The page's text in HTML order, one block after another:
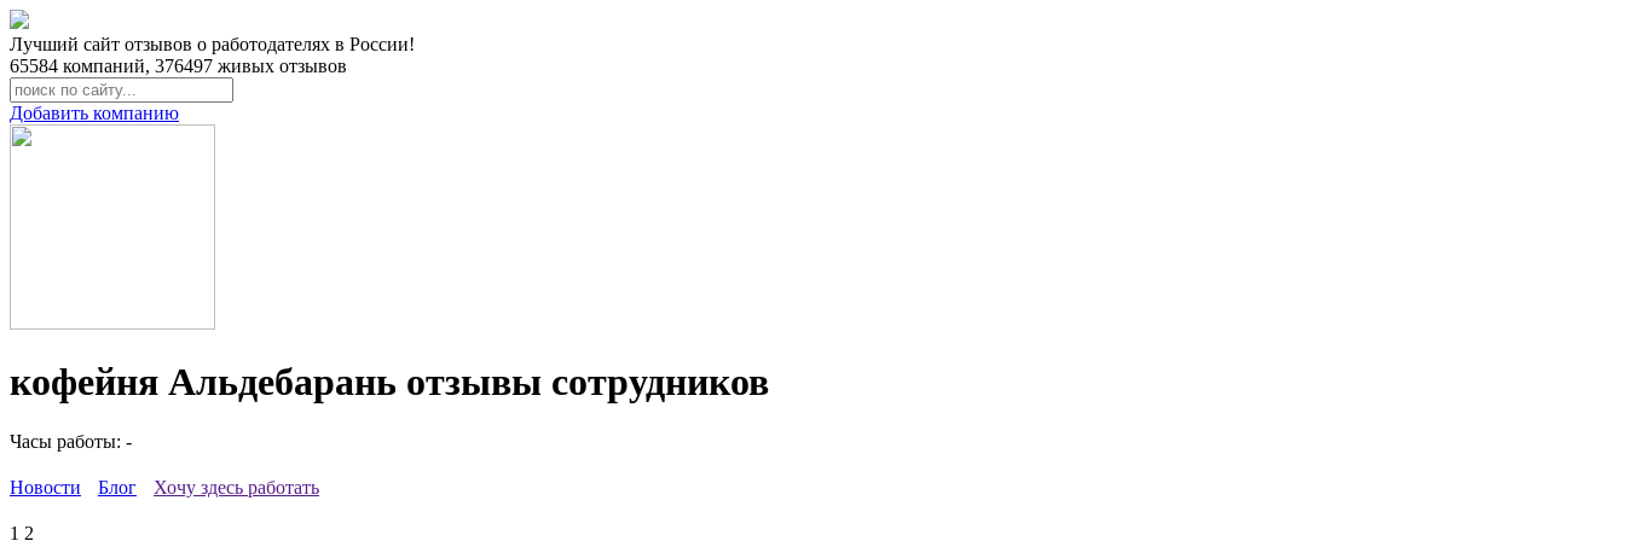
Лучший сайт отзывов о работодателях в России!
65584 компаний, 376497 живых отзывов
Добавить компанию
кофейня Альдебарань отзывы сотрудников
Часы работы: -
Новости Блог Хочу здесь работать
1 2